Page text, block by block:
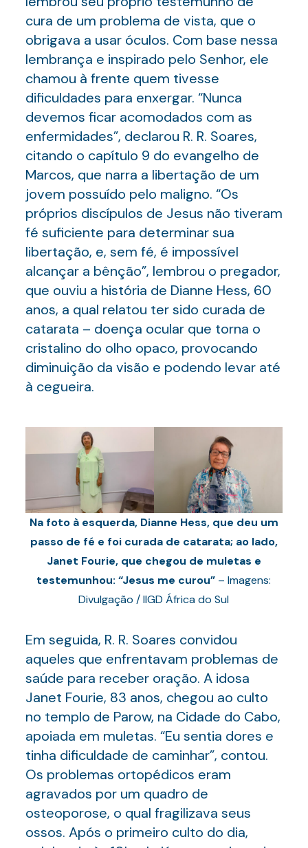
cura de um problema de vista, que o
obrigava a usar óculos. Com base nessa
lembrança e inspirado pelo Senhor, ele
chamou à frente quem tivesse
dificuldades para enxergar. “Nunca
devemos ficar acomodados com as
enfermidades”, declarou R. R. Soares,
citando o capítulo 9 do evangelho de
Marcos, que narra a libertação de um
jovem possuído pelo maligno. “Os
próprios discípulos de Jesus não tiveram
fé suficiente para determinar sua
libertação, e, sem fé, é impossível
alcançar a bênção”, lembrou o pregador,
que ouviu a história de Dianne Hess, 60
anos, a qual relatou ter sido curada de
catarata – doença ocular que torna o
cristalino do olho opaco, provocando
diminuição da visão e podendo levar até
à cegueira.
Na foto à esquerda, Dianne Hess, que deu um
passo de fé e foi curada de catarata; ao lado,
Janet Fourie, que chegou de muletas e
testemunhou: “Jesus me curou” – Imagens:
Divulgação / IIGD África do Sul
Em seguida, R. R. Soares convidou
aqueles que enfrentavam problemas de
saúde para receber oração. A idosa
Janet Fourie, 83 anos, chegou ao culto
no templo de Parow, na Cidade do Cabo,
apoiada em muletas. “Eu sentia dores e
tinha dificuldade de caminhar”, contou.
Os problemas ortopédicos eram
agravados por um quadro de
osteoporose, o qual fragilizava seus
ossos. Após o primeiro culto do dia,